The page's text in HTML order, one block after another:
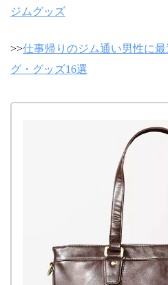
ジムグッズ
>>仕事帰りのジム通い男性に
グ・グッズ16選